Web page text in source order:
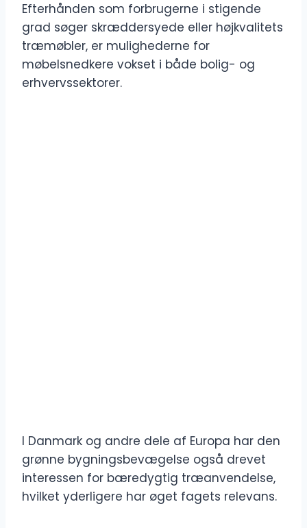
Efterhånden som forbrugerne i stigende
grad søger skræddersyede eller højkvalitets
træmøbler, er mulighederne for
møbelsnedkere vokset i både bolig- og
erhvervssektorer.
I Danmark og andre dele af Europa har den
grønne bygningsbevægelse også drevet
interessen for bæredygtig træanvendelse,
hvilket yderligere har øget fagets relevans.